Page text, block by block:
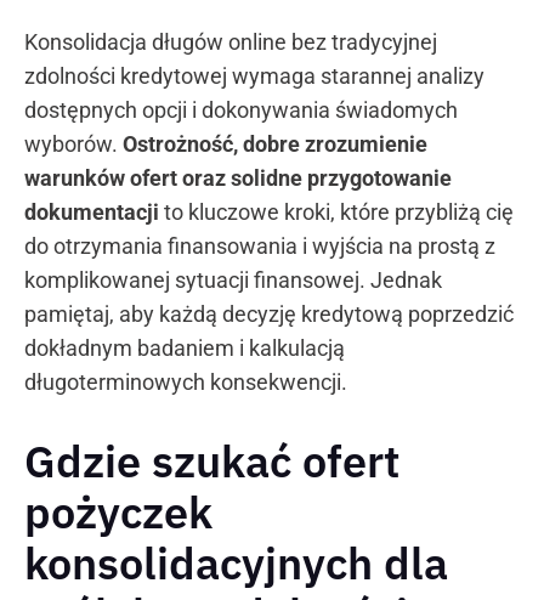
Konsolidacja długów online bez tradycyjnej
zdolności kredytowej wymaga starannej analizy
dostępnych opcji i dokonywania świadomych
wyborów. Ostrożność, dobre zrozumienie
warunków ofert oraz solidne przygotowanie
dokumentacji to kluczowe kroki, które przybliżą cię
do otrzymania finansowania i wyjścia na prostą z
komplikowanej sytuacji finansowej. Jednak
pamiętaj, aby każdą decyzję kredytową poprzedzić
dokładnym badaniem i kalkulacją
długoterminowych konsekwencji.
Gdzie szukać ofert
pożyczek
konsolidacyjnych dla